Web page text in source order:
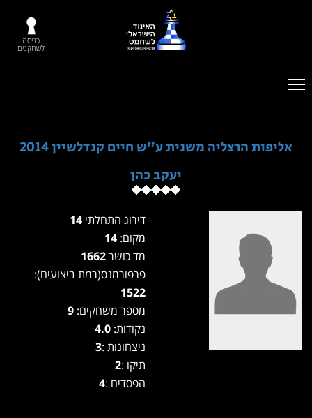
כניסה
לשחקנים
אליפות הרצליה משנית ע"ש חיים קנדלשיין 2014
יעקב כהן
דירוג התחלתי
מקום:
מד כושר
פרפורמנס(רמת ביצועים):
1522
מספר משחקים:
נקודות: 4.0
ניצחונות :3
תיקו :2
הפסדים :4